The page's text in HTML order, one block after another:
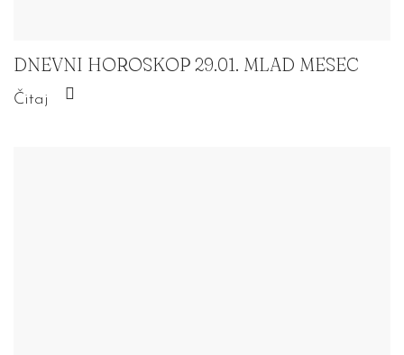
DNEVNI HOROSKOP 29.01. MLAD MESEC
Čitaj